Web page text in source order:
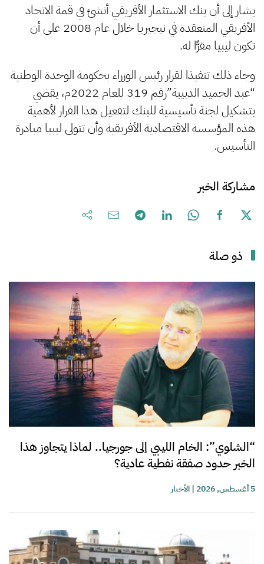
يشار إلى أن بنك الاستثمار الأفريقي أنشئ في قمة الاتحاد
الأفريقي المنعقدة في نيجيريا خلال عام 2008 على أن
تكون ليبيا مقرًّا له.
وجاء ذلك تنفيذا لقرار رئيس الوزراء بحكومة الوحدة الوطنية
“عبد الحميد الدبيبة”رقم 319 للعام 2022م، يقضي
بتشكيل لجنة تأسيسية للبنك لتفعيل هذا القرار لأهمية
هذه المؤسسة الاقتصادية الأفريقية وأن تتولى ليبيا مبادرة
التأسيس.
مشاركة الخبر
ذو صلة
“الشلوي”: الخام الليبي إلى جورجيا.. لماذا يتجاوز هذا
الخبر حدود صفقة نفطية عادية؟
5 أغسطس, 2026 |الأخبار